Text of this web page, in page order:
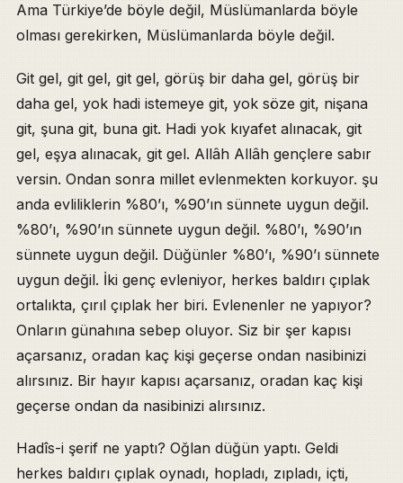
Ama Türkiye’de böyle değil, Müslümanlarda böyle
olması gerekirken, Müslümanlarda böyle değil.
Git gel, git gel, git gel, görüş bir daha gel, görüş bir
daha gel, yok hadi istemeye git, yok söze git, nişana
git, şuna git, buna git. Hadi yok kıyafet alınacak, git
gel, eşya alınacak, git gel. Allâh Allâh gençlere sabır
versin. Ondan sonra millet evlenmekten korkuyor. şu
anda evliliklerin %80’ı, %90’ın sünnete uygun değil.
%80’ı, %90’ın sünnete uygun değil. %80’ı, %90’ın
sünnete uygun değil. Düğünler %80’ı, %90’ı sünnete
uygun değil. İki genç evleniyor, herkes baldırı çıplak
ortalıkta, çırıl çıplak her biri. Evlenenler ne yapıyor?
Onların günahına sebep oluyor. Siz bir şer kapısı
açarsanız, oradan kaç kişi geçerse ondan nasibinizi
alırsınız. Bir hayır kapısı açarsanız, oradan kaç kişi
geçerse ondan da nasibinizi alırsınız.
Hadîs-i şerif ne yaptı? Oğlan düğün yaptı. Geldi
herkes baldırı çıplak oynadı, hopladı, zıpladı, içti,